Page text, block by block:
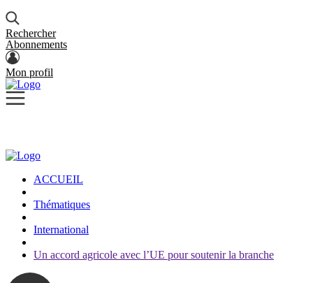
Rechercher
Abonnements
Mon profil
ACCUEIL
Thématiques
International
Un accord agricole avec l’UE pour soutenir la branche